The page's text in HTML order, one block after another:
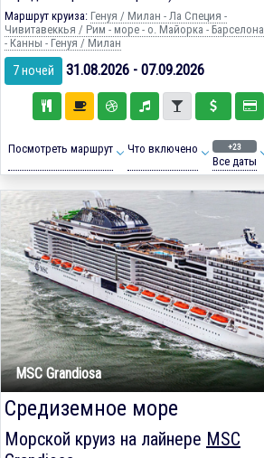
Маршрут круиза: Генуя / Милан - Ла Специя -
Чивитавеккья / Рим - море - о. Майорка - Барселона
- Канны - Генуя / Милан
7 ночей 31.08.2026 - 07.09.2026
Посмотреть маршрут Что включено +23
Все даты
MSC Grandiosa
Средиземное море
Морской круиз на лайнере MSC